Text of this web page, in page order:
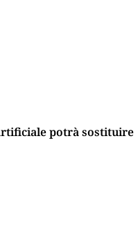
potrà sostituire